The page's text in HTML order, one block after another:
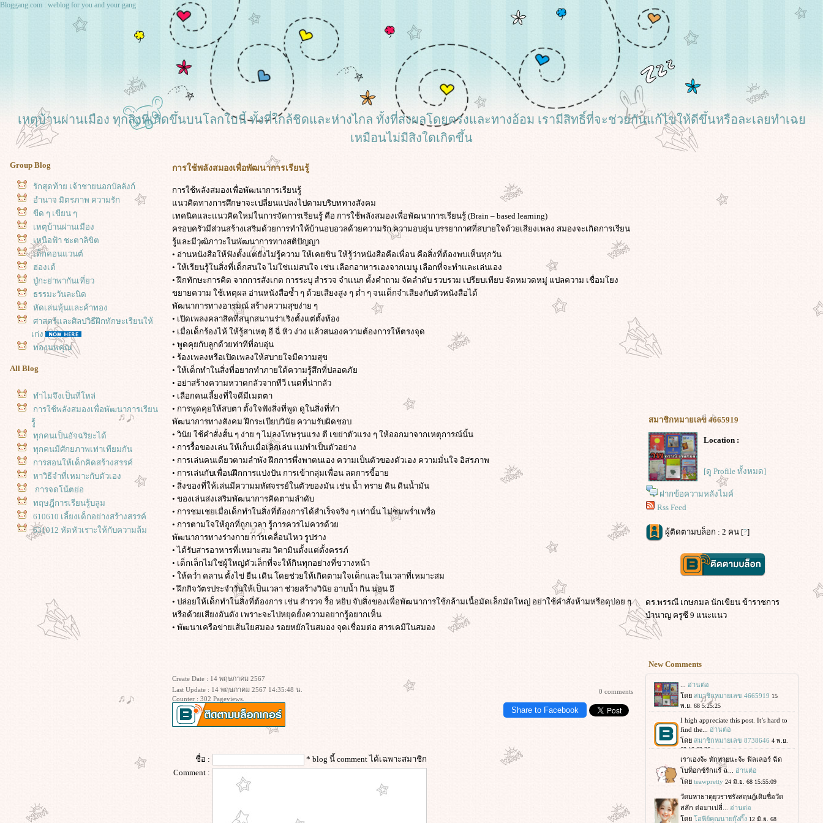
Bloggang.com : weblog for you and your gang
เหตุบ้านผ่านเมือง ทุกสิ่งที่เกิดขึ้นบนโลกใบนี้ ทั้งที่ใกล้ชิดและห่างไกล ทั้งที่ส่งผลโดยตรงและทางอ้อม เรามีสิทธิ์ที่จะช่วยกันแก้ไขให้ดีขึ้นหรือละเลยทำเฉ
เหมือนไม่มีสิงใดเกิดขึ้น
Group Blog
รักสุดท้าย เจ้าชายนอกบัลลังก์
อำนาจ มิตรภาพ ความรัก
ขีด ๆ เขียน ๆ
เหตุบ้านผ่านเมือง
เหนือฟ้า ชะตาลิขิต
เด็กคอนแวนต์
ฮ่องเต้
ปู่กะย่าพากันเที่ยว
ธรรมะวันละนิด
หัดเล่นหุ้นและค้าทอง
ศาสตร์และศิลปวิธีฝึกทักษะเรียนให้
เก่ง
ทองนพคุณ
All Blog
ทำไมจึงเป็นที่โหล่
การใช้พลังสมองเพื่อพัฒนาการเรียน
รู้
ทุกคนเป็นอัจฉริยะได้
ทุกคนมีศักยภาพเท่าเทียมกัน
การสอนให้เด็กคิดสร้างสรรค์
หาวิธีจำที่เหมาะกับตัวเอง
การจดโน้ตย่อ
ทฤษฎีการเรียนรู้บลูม
610610 เลี้ยงเด็กอย่างสร้างสรรค์
631012 หัดหัวเราะให้กับความล้ม
เหลวผิดพลาดบ้าง
เอาตัวรอดได้
การอบรมเลี้ยงดูที่หล่อหลอม
ปลงเลขระหว่างแบบฟอร์ม
หนังสือ เลี้ยงเด็ก gen Alpha ให้ EQ ดี
620902 อย่าเป็นครูที่ทำร้ายนักเรียน
การใช้พลังสมองเพื่อพัฒนาการเรียนรู้
การใช้พลังสมองเพื่อพัฒนาการเรียนรู้
นวคิดทางการศึกษาจะเปลี่ยนแปลงไปตามบริบททางสังคม
เทคนิคและแนวคิดใหม่ในการจัดการเรียนรู้ คือ การใช้พลังสมองเพื่อพัฒนาการเรียนรู้ (Brain – based learning)
ครอบครัวมีส่วนสร้างเสริมด้วยการทำให้บ้านอบอวลด้วยความรัก ความอบอุ่น บรรยากาศที่สบายใจด้วยเสียงเพลง สมองจะเกิดการเรียน
รู้และมีวุฒิภาวะในพัฒนาการทางสติปัญญา
• อ่านหนังสือให้ฟังตั้งแต่ยังไม่รู้ความ ให้เคยชิน ให้รู้ว่าหนังสือคือเพื่อน คือสิ่งที่ต้องพบเห็นทุกวัน
• ให้เรียนรู้ในสิ่งที่เด็กสนใจ ไม่ใช่แม่สนใจ เช่น เลือกอาหารเองจากเมนู เลือกที่จะทำและเล่นเอง
• ฝึกทักษะการคิด จากการสังเกต การระบุ สำรวจ จำแนก ตั้งคำถาม จัดลำดับ รวบรวม เปรียบเทียบ จัดหมวดหมู่ แปลความ เชื่อมโยง
ขยายความ ใช้เหตุผล อ่านหนังสือซ้ำ ๆ ด้วยเสียงสูง ๆ ต่ำ ๆ จนเด็กจำเสียงกับตัวหนังสือได้
พัฒนาการทางอารมณ์ สร้างความสุขง่าย ๆ
• เปิดเพลงคลาสิคที่สนุกสนานร่าเริงตั้งแต่ตั้งท้อง
• เมื่อเด็กร้องไห้ ให้รู้สาเหตุ อึ ฉี่ หิว ง่วง แล้วสนองความต้องการให้ตรงจุด
• พูดคุยกับลูกด้วยท่าทีที่อบอุ่น
• ร้องเพลงหรือเปิดเพลงให้สบายใจมีความสุข
• ให้เด็กทำในสิ่งที่อยากทำภายใต้ความรู้สึกที่ปลอดภั
• อย่าสร้างความหวาดกลัวจากทีวี เนตที่น่ากลัว
• เลือกคนเลี้ยงที่ใจดีมีเมตตา
• การพูดคุยให้สบตา ตั้งใจฟังสิ่งที่พูด ดูในสิ่งที่ทำ
พัฒนาการทางสังคม ฝึกระเบียบวินัย ความรับผิดชอบ
• วินัย ใช้คำสั่งสั้น ๆ ง่าย ๆ ไม่ลงโทษรุนแรง ตี เขย่าตัวแรง ๆ ให้ออกมาจากเหตุการณ์นั้น
• การรื้อของเล่น ให้เก็บเมื่อเลิกเล่น แม่ทำเป็นตัวอย่าง
• การเล่นคนเดียวตามลำพัง ฝึกการพึ่งพาตนเอง ความเป็นตัวของตัวเอง ความมั่นใจ อิสรภาพ
• การเล่นกับเพื่อนฝึกการแบ่งปัน การเข้ากลุ่มเพื่อน ลดการขี้อา
• สิ่งของที่ให้เล่นมีความมหัศจรรย์ในตัวของมัน เช่น น้ำ ทราย ดิน ดินน้ำมัน
• ของเล่นส่งเสริมพัฒนาการคิดตามลำดับ
• การชมเชยเมื่อเด็กทำในสิ่งที่ต้องการได้สำเร็จจริง ๆ เท่านั้น ไม่ชมพร่ำเพรื่อ
• การตามใจให้ถูกที่ถูกเวลา รู้การควรไม่ควรด้ว
พัฒนาการทางร่างกาย การเคลื่อนไหว รูปร่าง
• ได้รับสารอาหารที่เหมาะสม วิตามินตั้งแต่ตั้งครรภ์
• เด็กเล็กไม่ใช่ผู้ใหญ่ตัวเล็กที่จะให้กินทุกอย่างที่ขวางหน้า
• ให้คว่ำ คลาน ตั้งไข่ ยืน เดิน โดยช่วยให้เกิดตามใจเด็กและในเวลาที่เหมาะสม
• ฝึกกิจวัตรประจำวันให้เป็นเวลา ช่วยสร้างวินัย อาบน้ำ กิน นอน อึ
• ปล่อยให้เด็กทำในสิ่งที่ต้องการ เช่น สำรวจ รื้อ หยิบ จับสิ่งของเพื่อพัฒนาการใช้กล้ามเนื้อมัดเล็กมัดใหญ่ อย่าใช้คำสั่งห้ามหรือดุบ่อย ๆ
หรือด้วยเสียงอันดัง เพราะจะไปหยุดยั้งความอยากรู้อยากเห็น
• พัฒนาเครือข่ายเส้นใยสมอง รอยหยักในสมอง จุดเชื่อมต่อ สารเคมีในสมอง
Create Date : 14 พฤษภาคม 2567
Last Update : 14 พฤษภาคม 2567 14:35:48 น.
Counter : 302 Pageviews.
0 comments
Share to Facebook
ชื่อ :
* blog นี้ comment ได้เฉพาะสมาชิก
Comment :
สมาชิกหมายเลข 4665919
Location :
[ดู Profile ทั้งหมด]
ฝากข้อความหลังไมค์
Rss Feed
ผู้ติดตามบล็อก : 2 คน [?]
ดร.พรรณี เกษกมล นักเขียน ข้าราชการ
บำนาญ ครูซี 9 แนะแนว
New Comments